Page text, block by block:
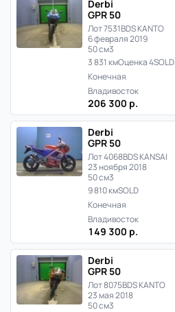
Derbi
GPR 50
Лот 7531BDS KANTO
6 февраля 2019
50 см3
3 831 кмОценка 4SOLD
Конечная
Владивосток
206 300 р.
Derbi
GPR 50
Лот 4068BDS KANSAI
23 ноября 2018
50 см3
9 810 кмSOLD
Конечная
Владивосток
149 300 р.
Derbi
GPR 50
Лот 8075BDS KANTO
23 мая 2018
50 см3